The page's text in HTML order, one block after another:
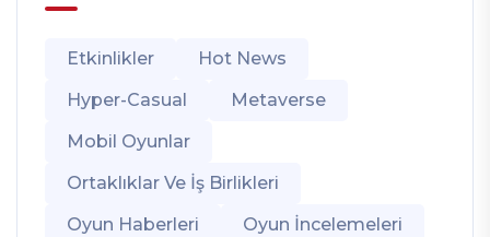
Etkinlikler
Hot News
Hyper-Casual
Metaverse
Mobil Oyunlar
Ortaklıklar Ve İş Birlikleri
Oyun Haberleri
Oyun İncelemeleri